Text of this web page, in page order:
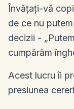
Învățați-vă
de ce nu
decizii -
cumpărăm
Acest lucru îi
presiunea